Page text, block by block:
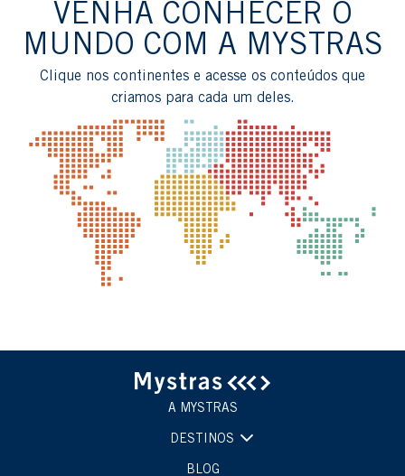
VENHA CONHECER O
MUNDO COM A MYSTRAS
Clique nos continentes e acesse os conteúdos que
criamos para cada um deles.
A MYSTRAS
DESTINOS
BLOG